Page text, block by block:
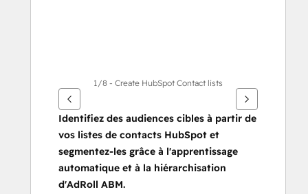
1/8 - Create HubSpot Contact lists
Identifiez des audiences cibles à partir de
vos listes de contacts HubSpot et
segmentez-les grâce à l'apprentissage
automatique et à la hiérarchisation
d'AdRoll ABM.